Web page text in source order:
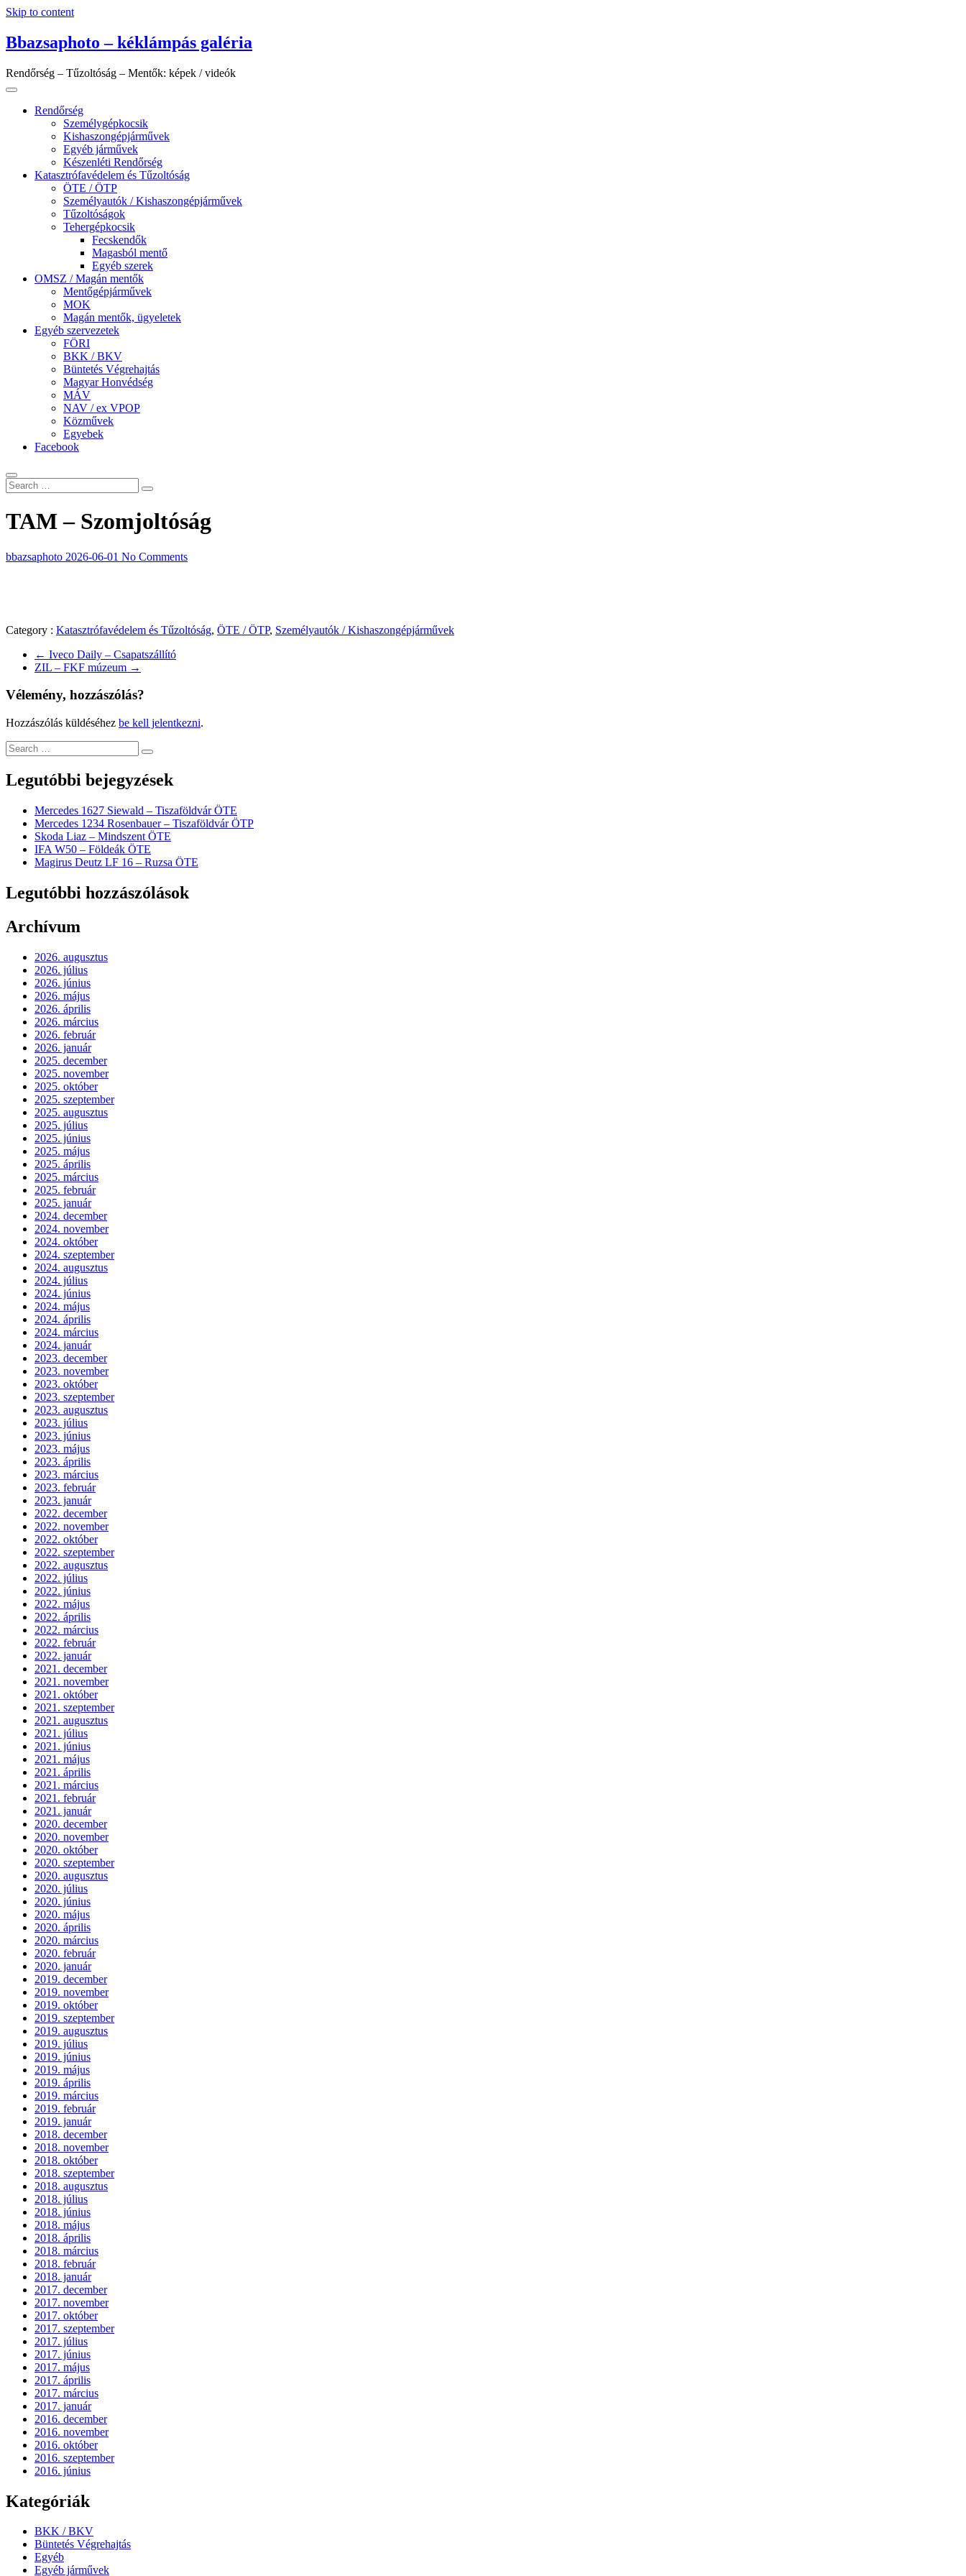
Skip to content
Bbazsaphoto – kéklámpás galéria
Rendőrség – Tűzoltóság – Mentők: képek / videók
Rendőrség
Személygépkocsik
Kishaszongépjárművek
Egyéb járművek
Készenléti Rendőrség
Katasztrófavédelem és Tűzoltóság
ÖTE / ÖTP
Személyautók / Kishaszongépjárművek
Tűzoltóságok
Tehergépkocsik
Fecskendők
Magasból mentő
Egyéb szerek
OMSZ / Magán mentők
Mentőgépjárművek
MOK
Magán mentők, ügyeletek
Egyéb szervezetek
FÖRI
BKK / BKV
Büntetés Végrehajtás
Magyar Honvédség
MÁV
NAV / ex VPOP
Közművek
Egyebek
Facebook
TAM – Szomjoltóság
bbazsaphoto 2026-06-01 No Comments
Category : Katasztrófavédelem és Tűzoltóság, ÖTE / ÖTP, Személyautók / Kishaszongépjárművek
← Iveco Daily – Csapatszállító
ZIL – FKF múzeum →
Vélemény, hozzászólás?
Hozzászólás küldéséhez be kell jelentkezni.
Legutóbbi bejegyzések
Mercedes 1627 Siewald – Tiszaföldvár ÖTE
Mercedes 1234 Rosenbauer – Tiszaföldvár ÖTP
Skoda Liaz – Mindszent ÖTE
IFA W50 – Földeák ÖTE
Magirus Deutz LF 16 – Ruzsa ÖTE
Legutóbbi hozzászólások
Archívum
2026. augusztus
2026. július
2026. június
2026. május
2026. április
2026. március
2026. február
2026. január
2025. december
2025. november
2025. október
2025. szeptember
2025. augusztus
2025. július
2025. június
2025. május
2025. április
2025. március
2025. február
2025. január
2024. december
2024. november
2024. október
2024. szeptember
2024. augusztus
2024. július
2024. június
2024. május
2024. április
2024. március
2024. január
2023. december
2023. november
2023. október
2023. szeptember
2023. augusztus
2023. július
2023. június
2023. május
2023. április
2023. március
2023. február
2023. január
2022. december
2022. november
2022. október
2022. szeptember
2022. augusztus
2022. július
2022. június
2022. május
2022. április
2022. március
2022. február
2022. január
2021. december
2021. november
2021. október
2021. szeptember
2021. augusztus
2021. július
2021. június
2021. május
2021. április
2021. március
2021. február
2021. január
2020. december
2020. november
2020. október
2020. szeptember
2020. augusztus
2020. július
2020. június
2020. május
2020. április
2020. március
2020. február
2020. január
2019. december
2019. november
2019. október
2019. szeptember
2019. augusztus
2019. július
2019. június
2019. május
2019. április
2019. március
2019. február
2019. január
2018. december
2018. november
2018. október
2018. szeptember
2018. augusztus
2018. július
2018. június
2018. május
2018. április
2018. március
2018. február
2018. január
2017. december
2017. november
2017. október
2017. szeptember
2017. július
2017. június
2017. május
2017. április
2017. március
2017. január
2016. december
2016. november
2016. október
2016. szeptember
2016. június
Kategóriák
BKK / BKV
Büntetés Végrehajtás
Egyéb
Egyéb járművek